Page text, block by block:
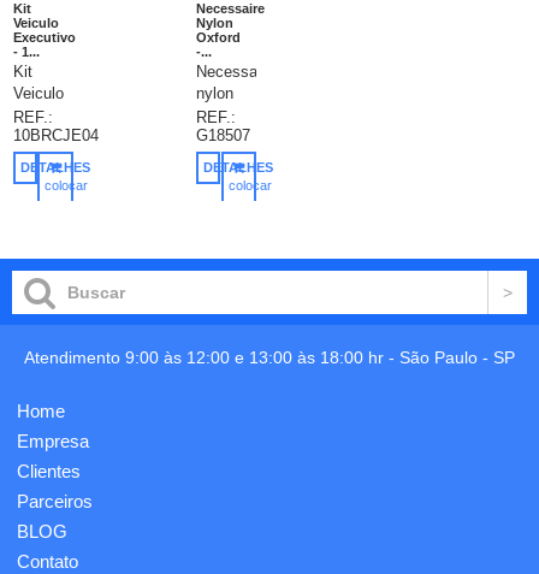
Kit
Veiculo
Executivo
- 1...
Kit
Veiculo
Executivo
(Kit
Veículo
1),
composto
manual
+ porta-
documento
chaveiro
em
couro
sintético,
gravação
em
baixo-
REF.:
10BRCJE04
DETALHES
colocar
Necessaire
Nylon
Oxford
-...
Necessaire
nylon
oxford,
necessaire
organizadora
em
tecido
possui
frontal e
superior,
REF.:
G18507
DETALHES
colocar
Atendimento 9:00 às 12:00 e 13:00 às 18:00 hr - São Paulo - SP
Home
Empresa
Clientes
Parceiros
BLOG
Contato